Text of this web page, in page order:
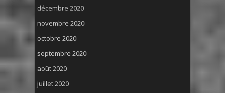
décembre 2020
novembre 2020
octobre 2020
septembre 2020
août 2020
juillet 2020